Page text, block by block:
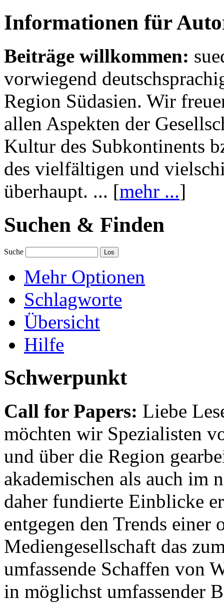
Informationen für
Beiträge willkommen:
vorwiegend
Region Südasien. Wir
allen Aspekten der
Kultur des Subkontinents
des vielfältigen und
überhaupt. ... [mehr ...]
Suchen & Finden
Suche
Mehr Optionen
Schlagworte
Übersicht
Hilfe
Schwerpunkt
Call for Papers: Liebe
möchten wir Spezialisten
und über die Region
akademischen als auch im
daher fundierte Einblicke
entgegen den Trends einer
Mediengesellschaft das
umfassende Schaffen von
in möglichst umfassender